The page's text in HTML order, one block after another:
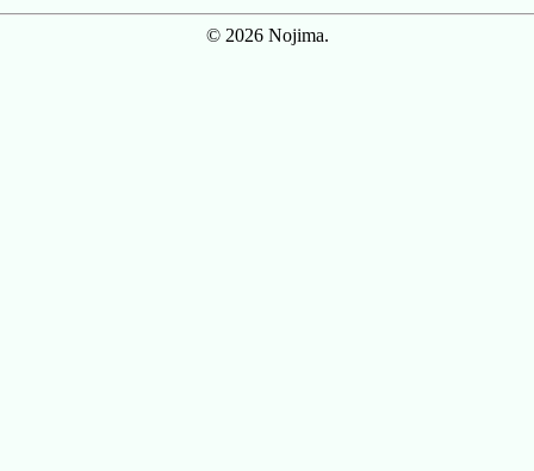
© 2026 Nojima.